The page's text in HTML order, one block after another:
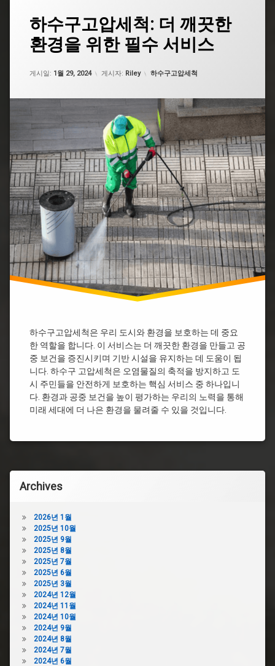
하수구고압세척: 더 깨끗한
환경을 위한 필수 서비스
게시일: 1월 29, 2024
업데이트 날짜: 5월 7, 2026
게시자: Riley 카테고리:
하수구고압세척
하수구고압세척은 우리 도시와 환경을 보호하는 데 중요
한 역할을 합니다. 이 서비스는 더 깨끗한 환경을 만들고 공
중 보건을 증진시키며 기반 시설을 유지하는 데 도움이 됩
니다. 하수구 고압세척은 오염물질의 축적을 방지하고 도
시 주민들을 안전하게 보호하는 핵심 서비스 중 하나입니
다. 환경과 공중 보건을 높이 평가하는 우리의 노력을 통해
미래 세대에 더 나은 환경을 물려줄 수 있을 것입니다.
구
고
압
세
척
비
용
하
수
구
고
압
Archives
2026년 1월
2025년 10월
2025년 9월
2025년 8월
2025년 7월
2025년 6월
2025년 3월
2024년 12월
2024년 11월
2024년 10월
2024년 9월
2024년 8월
2024년 7월
2024년 6월